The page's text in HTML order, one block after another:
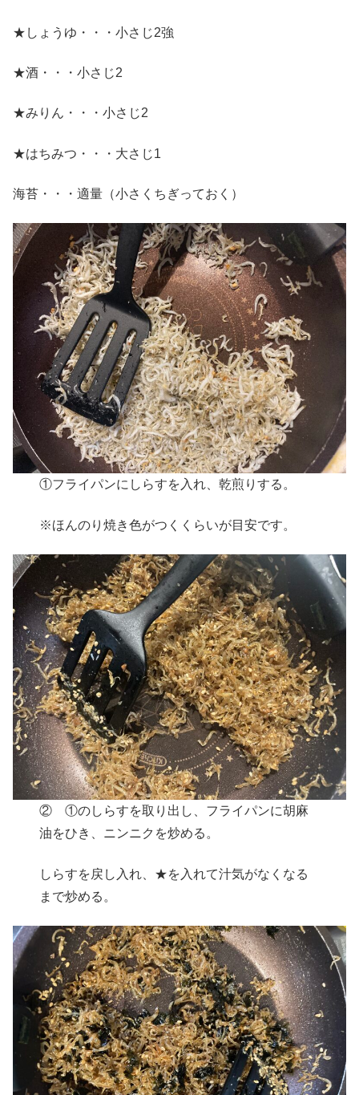
★しょうゆ・・・小さじ2強
★酒・・・小さじ2
★みりん・・・小さじ2
★はちみつ・・・大さじ1
海苔・・・適量（小さくちぎっておく）
①フライパンにしらすを入れ、乾煎りする。
※ほんのり焼き色がつくくらいが目安です。
② ①のしらすを取り出し、フライパンに胡麻
油をひき、ニンニクを炒める。
しらすを戻し入れ、★を入れて汁気がなくなる
まで炒める。